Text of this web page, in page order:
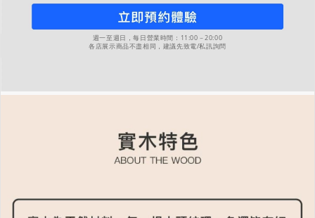
週一至週日，每日營業時間：11:00－20:00
各店展示商品不盡相同，建議先致電/私訊詢問